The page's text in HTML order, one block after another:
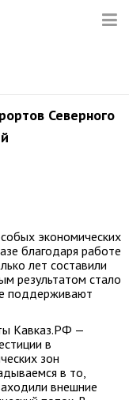
Северного
экономических
благодаря работе
лет составили
результатом стало
поддерживают
Кавказ.РФ —
в
зон
в то,
внешние